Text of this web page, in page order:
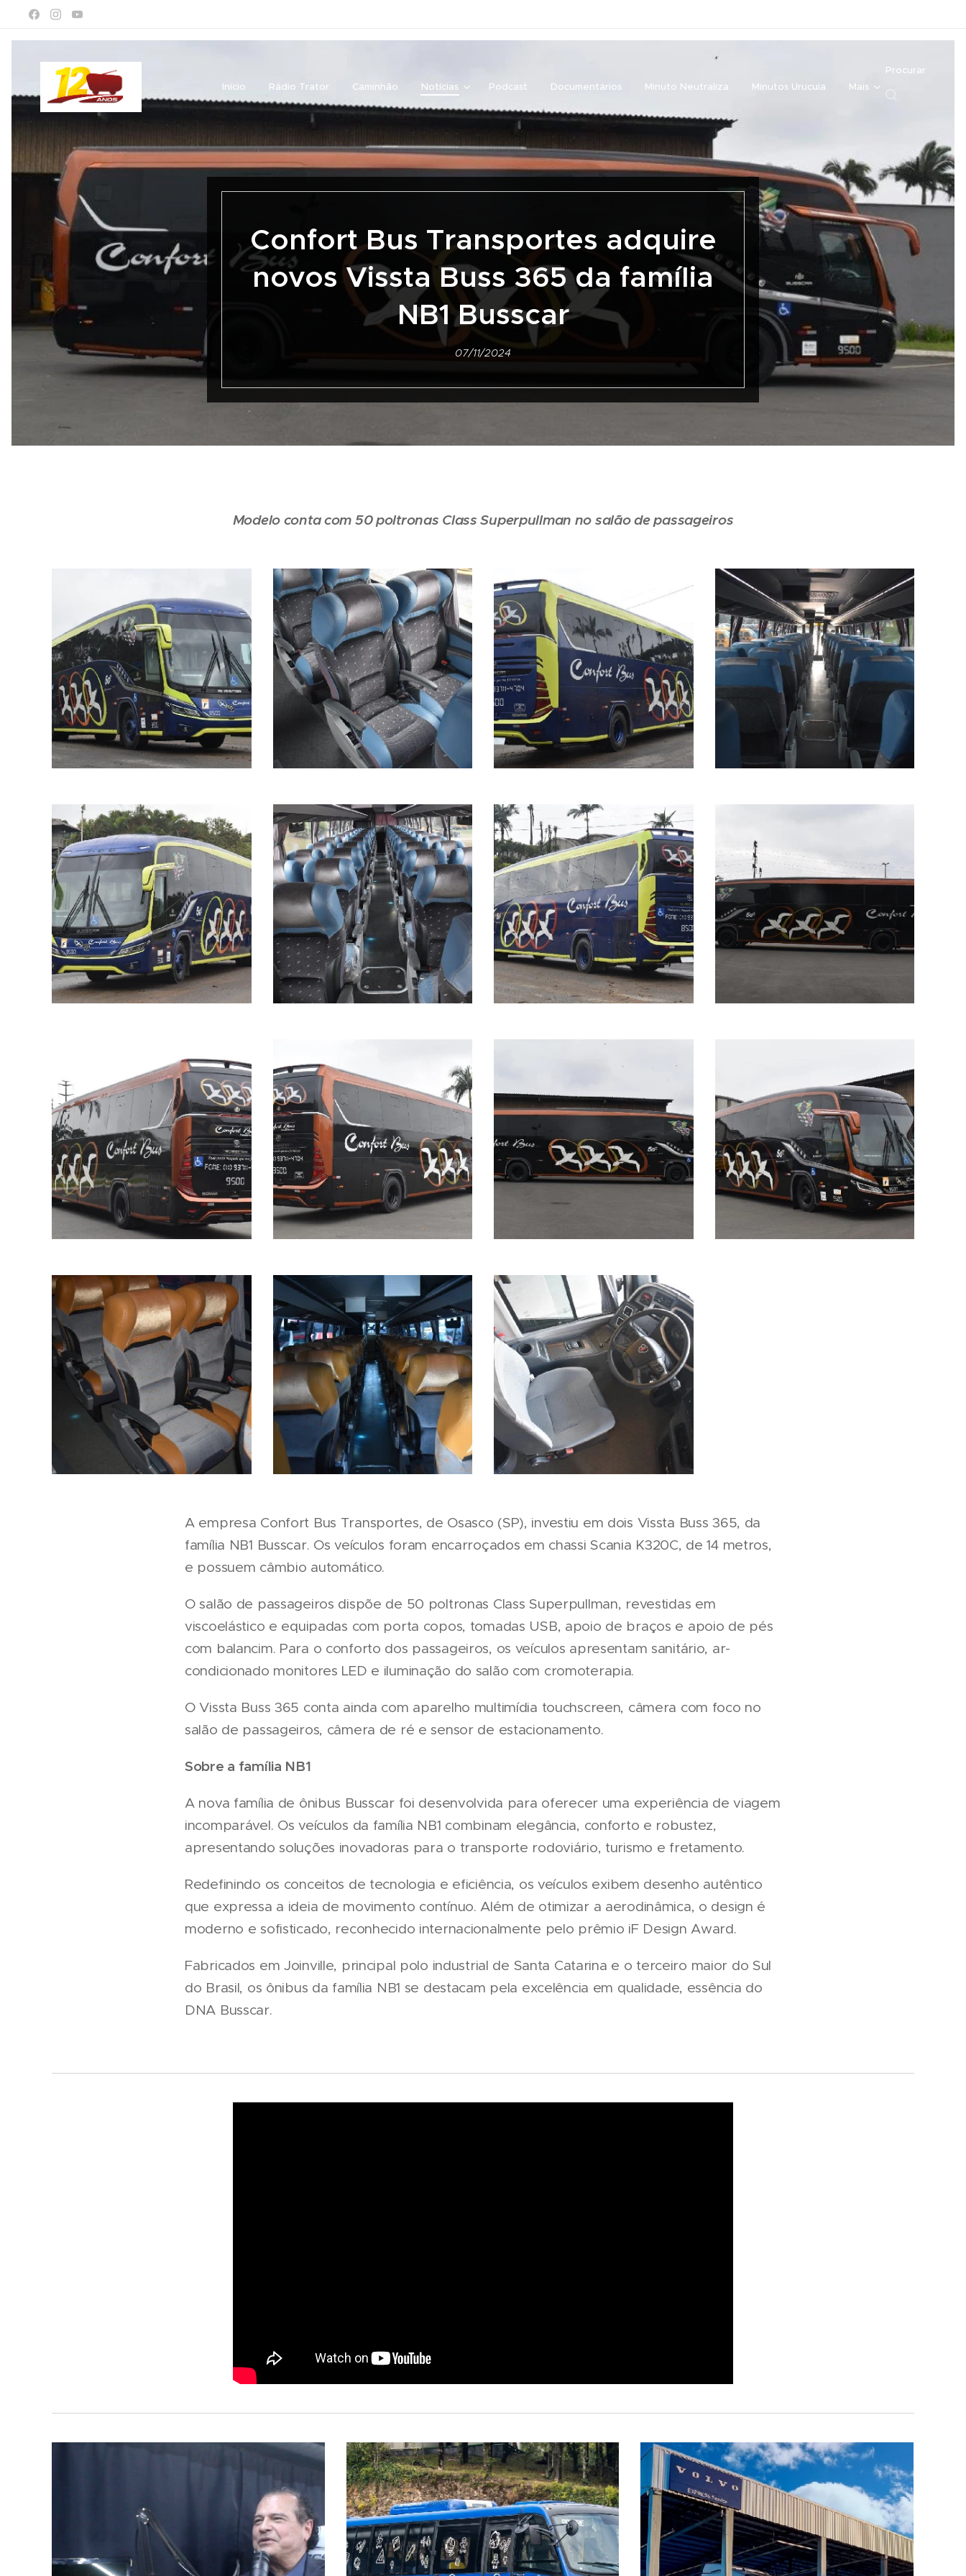
Início Rádio Trator Caminhão Notícias Podcast Documentários Minuto Neutraliza Minutos Urucuia Mais
Procurar
Confort Bus Transportes adquire
novos Vissta Buss 365 da família
NB1 Busscar
07/11/2024
Modelo conta com 50 poltronas Class Superpullman no salão de passageiros
A empresa Confort Bus Transportes, de Osasco (SP), investiu em dois Vissta Buss 365, da
família NB1 Busscar. Os veículos foram encarroçados em chassi Scania K320C, de 14 metros,
e possuem câmbio automático.
O salão de passageiros dispõe de 50 poltronas Class Superpullman, revestidas em
viscoelástico e equipadas com porta copos, tomadas USB, apoio de braços e apoio de pés
com balancim. Para o conforto dos passageiros, os veículos apresentam sanitário, ar-
condicionado monitores LED e iluminação do salão com cromoterapia.
O Vissta Buss 365 conta ainda com aparelho multimídia touchscreen, câmera com foco no
salão de passageiros, câmera de ré e sensor de estacionamento.
Sobre a família NB1
A nova família de ônibus Busscar foi desenvolvida para oferecer uma experiência de viagem
incomparável. Os veículos da família NB1 combinam elegância, conforto e robustez,
apresentando soluções inovadoras para o transporte rodoviário, turismo e fretamento.
Redefinindo os conceitos de tecnologia e eficiência, os veículos exibem desenho autêntico
que expressa a ideia de movimento contínuo. Além de otimizar a aerodinâmica, o design é
moderno e sofisticado, reconhecido internacionalmente pelo prêmio iF Design Award.
Fabricados em Joinville, principal polo industrial de Santa Catarina e o terceiro maior do Sul
do Brasil, os ônibus da família NB1 se destacam pela excelência em qualidade, essência do
DNA Busscar.